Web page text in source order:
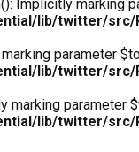
Implicitly
lib/twitter/src/
parameter
lib/twitter/src/
marking
lib/twitter/src/